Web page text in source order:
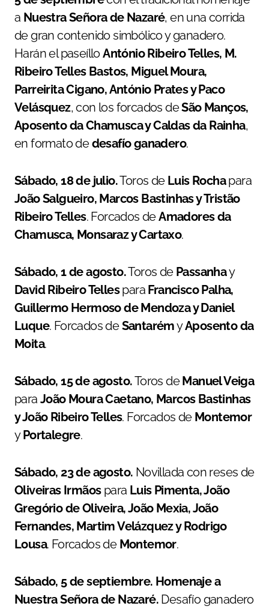
a Nuestra Señora de Nazaré, en una corrida
de gran contenido simbólico y ganadero.
Harán el paseílloAntónio Ribeiro Telles, M.
Ribeiro Telles Bastos, Miguel Moura,
Parreirita Cigano, António Prates y Paco
Velásquez, con los forcados deSão Manços,
Aposento da Chamusca y Caldas da Rainha,
en formato dedesafío ganadero.
Sábado, 18 de julio.Toros de Luis Rochapara
João Salgueiro, Marcos Bastinhas y Tristão
Ribeiro Telles. Forcados deAmadores da
Chamusca, Monsaraz y Cartaxo.
Sábado, 1 de agosto.Toros de Passanhay
David Ribeiro Tellespara Francisco Palha,
Guillermo Hermoso de Mendoza y Daniel
Luque. Forcados deSantarémyAposento da
Moita.
Sábado, 15 de agosto.Toros deManuel Veiga
para João Moura Caetano, Marcos Bastinhas
y João Ribeiro Telles. Forcados de Montemor
yPortalegre.
Sábado, 23 de agosto. Novillada con reses de
Oliveiras Irmãospara Luis Pimenta, João
Gregório de Oliveira, João Mexia, João
Fernandes, Martim Velázquez y Rodrigo
Lousa. Forcados de Montemor.
Sábado, 5 de septiembre. Homenaje a
Nuestra Señora de Nazaré. Desafío ganadero